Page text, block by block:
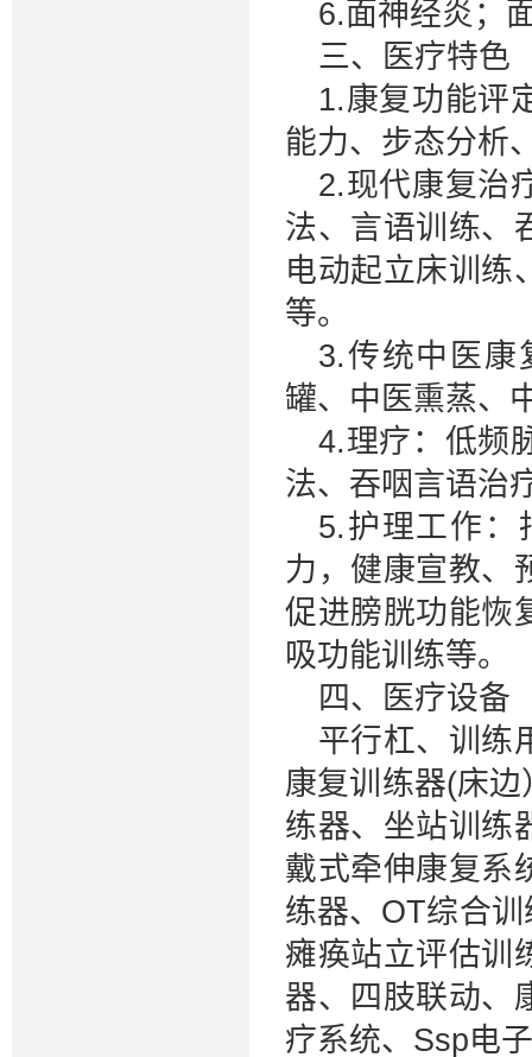
6.面神经炎；
三、医疗特色
1.康复功能评
能力、步态分析
2.现代康复治
法、言语训练、
电动起立床训练
等。
3.传统中医康
罐、中医熏蒸、
4.理疗：低频
法、吞咽言语治
5.护理工作：
力，健康宣教、
促进膀胱功能恢
吸功能训练等。
四、医疗设备
平行杠、训练
康复训练器(床
练器、坐站训练
戴式牵伸康复系
练器、OT综合
瘫痪站立评估训
器、四肢联动、
疗系统、Ssp电